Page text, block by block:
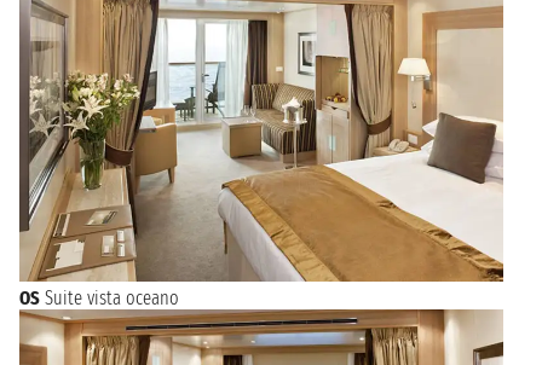
OS Suite vista oceano